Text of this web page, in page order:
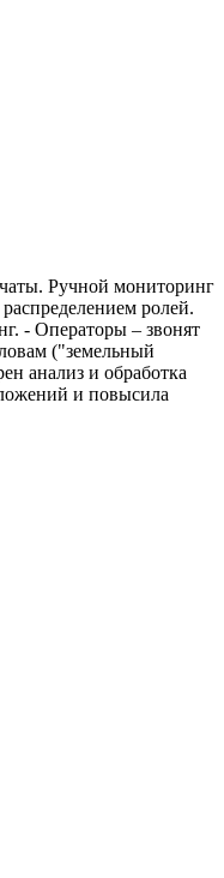
Ручной мониторинг
ролей.
- Операторы – звонят
("земельный
анализ и обработка
и повысила